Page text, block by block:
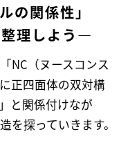
の関係性」
理しよう―
NC（ヌースコンス
正四面体の双対構
と関係付けなが
を探っていきます。